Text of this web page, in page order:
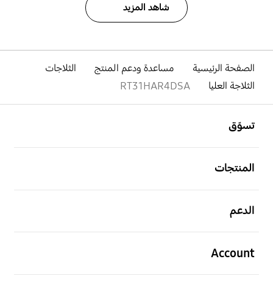
شاهد المزيد
الصفحة الرئيسية مساعدة ودعم المنتج
الثلاجات
الثلاجة العليا
RT31HAR4DSA
تسوّق
المنتجات
الدعم
Account